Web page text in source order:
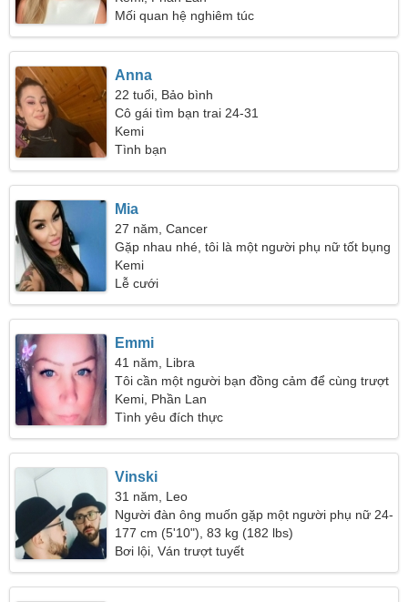
Mối quan hệ nghiêm túc
Anna
22 tuổi, Bảo bình
Cô gái tìm bạn trai 24-31
Kemi
Tình bạn
Mia
27 năm, Cancer
Gặp nhau nhé, tôi là một người phụ nữ tốt bụng
Kemi
Lễ cưới
Emmi
41 năm, Libra
Tôi cần một người bạn đồng cảm để cùng trượt
tuyết
Kemi, Phần Lan
Tình yêu đích thực
Vinski
31 năm, Leo
Người đàn ông muốn gặp một người phụ nữ 24-
29
177 cm (5'10"), 83 kg (182 lbs)
Bơi lội, Ván trượt tuyết